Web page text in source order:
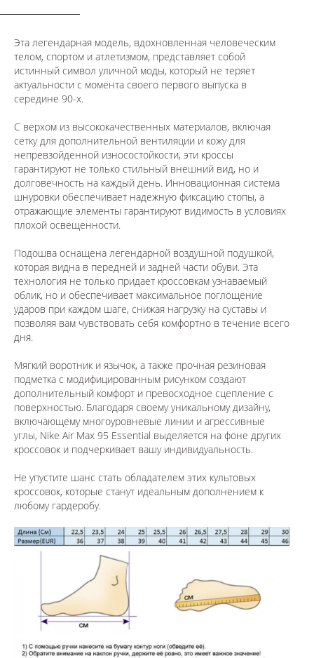
Эта легендарная модель, вдохновленная человеческим
телом, спортом и атлетизмом, представляет собой
истинный символ уличной моды, который не теряет
актуальности с момента своего первого выпуска в
середине 90-х.
С верхом из высококачественных материалов, включая
сетку для дополнительной вентиляции и кожу для
непревзойденной износостойкости, эти кроссы
гарантируют не только стильный внешний вид, но и
долговечность на каждый день. Инновационная система
шнуровки обеспечивает надежную фиксацию стопы, а
отражающие элементы гарантируют видимость в условиях
плохой освещенности.
Подошва оснащена легендарной воздушной подушкой,
которая видна в передней и задней части обуви. Эта
технология не только придает кроссовкам узнаваемый
облик, но и обеспечивает максимальное поглощение
ударов при каждом шаге, снижая нагрузку на суставы и
позволяя вам чувствовать себя комфортно в течение всего
дня.
Мягкий воротник и язычок, а также прочная резиновая
подметка с модифицированным рисунком создают
дополнительный комфорт и превосходное сцепление с
поверхностью. Благодаря своему уникальному дизайну,
включающему многоуровневые линии и агрессивные
углы, Nike Air Max 95 Essential выделяется на фоне других
кроссовок и подчеркивает вашу индивидуальность.
Не упустите шанс стать обладателем этих культовых
кроссовок, которые станут идеальным дополнением к
любому гардеробу.